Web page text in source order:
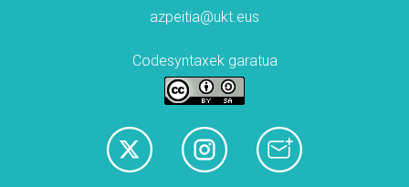
azpeitia@ukt.eus
Codesyntaxek garatua